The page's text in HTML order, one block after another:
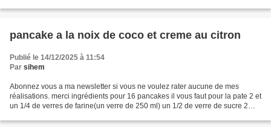
pancake a la noix de coco et creme au citron
Publié le 14/12/2025 à 11:54
Par sihem
Abonnez vous a ma newsletter si vous ne voulez rater aucune de mes
réalisations. merci ingrédients pour 16 pancakes il vous faut pour la pate 2 et
un 1/4 de verres de farine(un verre de 250 ml) un 1/2 de verre de sucre 2